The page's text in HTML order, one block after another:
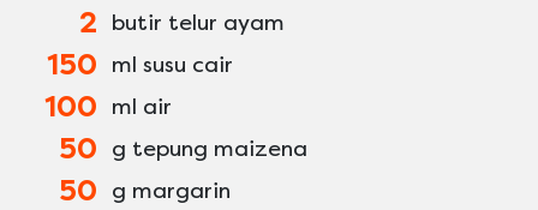
2 butir telur ayam
150 ml susu cair
100 ml air
50 g tepung maizena
50 g margarin